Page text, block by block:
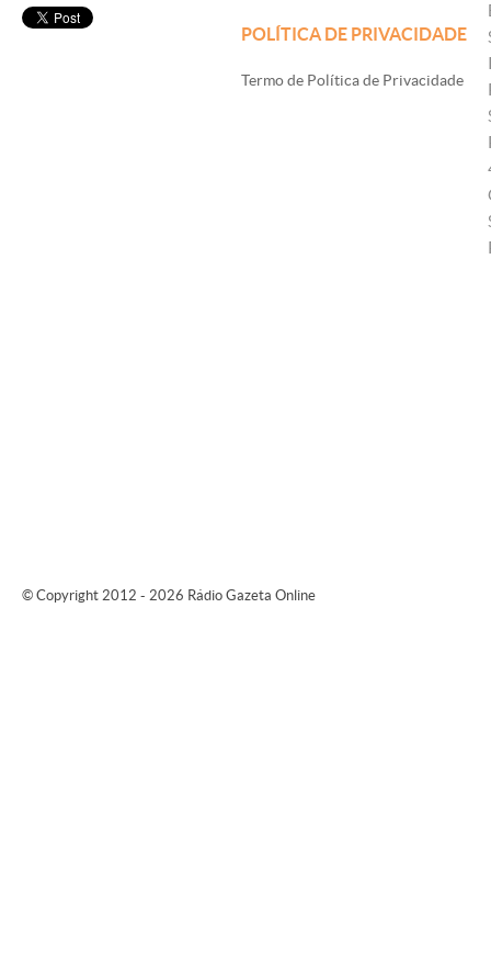
POLÍTICA DE PRIVACIDADE
Termo de Política de Privacidade
© Copyright 2012 - 2026 Rádio Gazeta Online